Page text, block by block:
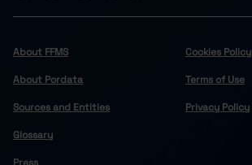
About FFMS
About Pordata
Sources and Entities
Glossary
Cookies Policy
Terms of Use
Privacy Policy